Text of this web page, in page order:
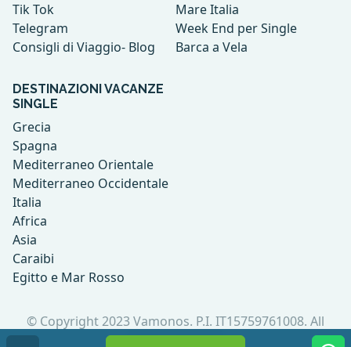
Tik Tok
Telegram
Consigli di Viaggio- Blog
Mare Italia
Week End per Single
Barca a Vela
DESTINAZIONI VACANZE
SINGLE
Grecia
Spagna
Mediterraneo Orientale
Mediterraneo Occidentale
Italia
Africa
Asia
Caraibi
Egitto e Mar Rosso
© Copyright 2023 Vamonos. P.I. IT15759761008. All
rights reserved.